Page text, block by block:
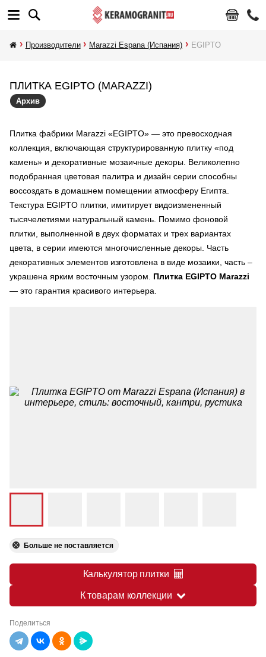
Производители Marazzi Espana (Испания) EGIPTO
ПЛИТКА EGIPTO (MARAZZI)
Архив
Плитка фабрики Marazzi «EGIPTO» — это превосходная
коллекция, включающая структурированную плитку «под
камень» и декоративные мозаичные декоры. Великолепно
подобранная цветовая палитра и дизайн серии способны
воссоздать в домашнем помещении атмосферу Египта.
Текстура EGIPTO плитки, имитирует видоизмененный
тысячелетиями натуральный камень. Помимо фоновой
плитки, выполненной в двух форматах и трех вариантах
цвета, в серии имеются многочисленные декоры. Часть
декоративных элементов изготовлена в виде мозаики, часть –
украшена ярким восточным узором. Плитка EGIPTO Marazzi
— это гарантия красивого интерьера.
Больше не поставляется
Калькулятор плитки
К товарам коллекции
Поделиться